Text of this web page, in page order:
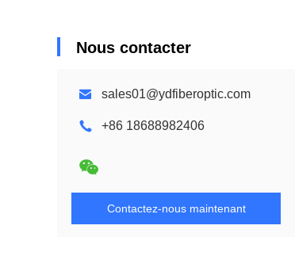
Nous contacter
sales01@ydfiberoptic.com
+86 18688982406
Contactez-nous maintenant